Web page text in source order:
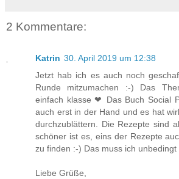
2 Kommentare:
Katrin 30. April 2019 um 12:38
Jetzt hab ich es auch noch
Runde mitzumachen :-) Das
einfach klasse ❤ Das Buch Social
auch erst in der Hand und es hat
durchzublättern. Die Rezepte sind
schöner ist es, eins der Rezepte
zu finden :-) Das muss ich
Liebe Grüße,